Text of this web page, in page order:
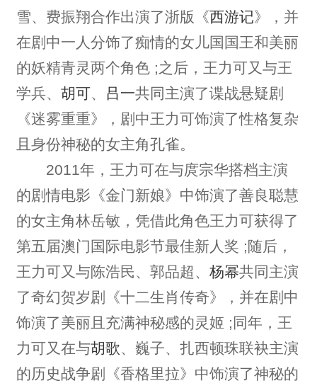
雪、费振翔合作出演了浙版《西游记》，并
在剧中一人分饰了痴情的女儿国国王和美丽
的妖精青灵两个角色 ;之后，王力可又与王
学兵、 胡可、 吕一共同主演了谍战悬疑剧
《迷雾重重》，剧中王力可饰演了性格复杂
且身份神秘的女主角孔雀。
2011年，王力可在与庹宗华搭档主演
的剧情电影《金门新娘》中饰演了善良聪慧
的女主角林岳敏，凭借此角色王力可获得了
第五届澳门国际电影节最佳新人奖 ;随后，
王力可又与陈浩民、郭品超、 杨幂共同主演
了奇幻贺岁剧《十二生肖传奇》，并在剧中
饰演了美丽且充满神秘感的灵姬 ;同年，王
力可又在与胡歌 、巍子、扎西顿珠联袂主演
的历史战争剧《香格里拉》中饰演了神秘的